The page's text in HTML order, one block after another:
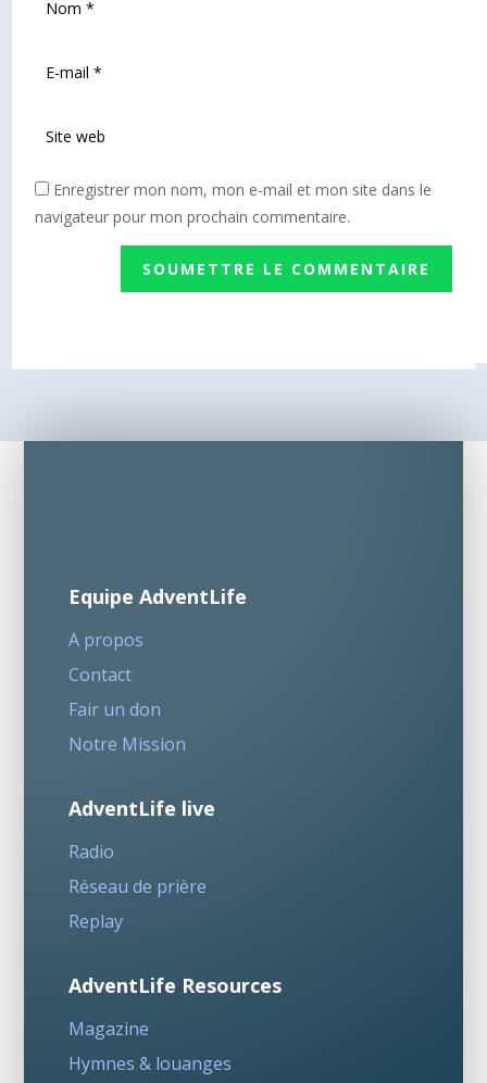
Enregistrer mon nom, mon e-mail et mon site dans le
navigateur pour mon prochain commentaire.
SOUMETTRE LE COMMENTAIRE
Equipe AdventLife
A propos
Contact
Fair un don
Notre Mission
AdventLife live
Radio
Réseau de prière
Replay
AdventLife Resources
Magazine
Hymnes & louanges